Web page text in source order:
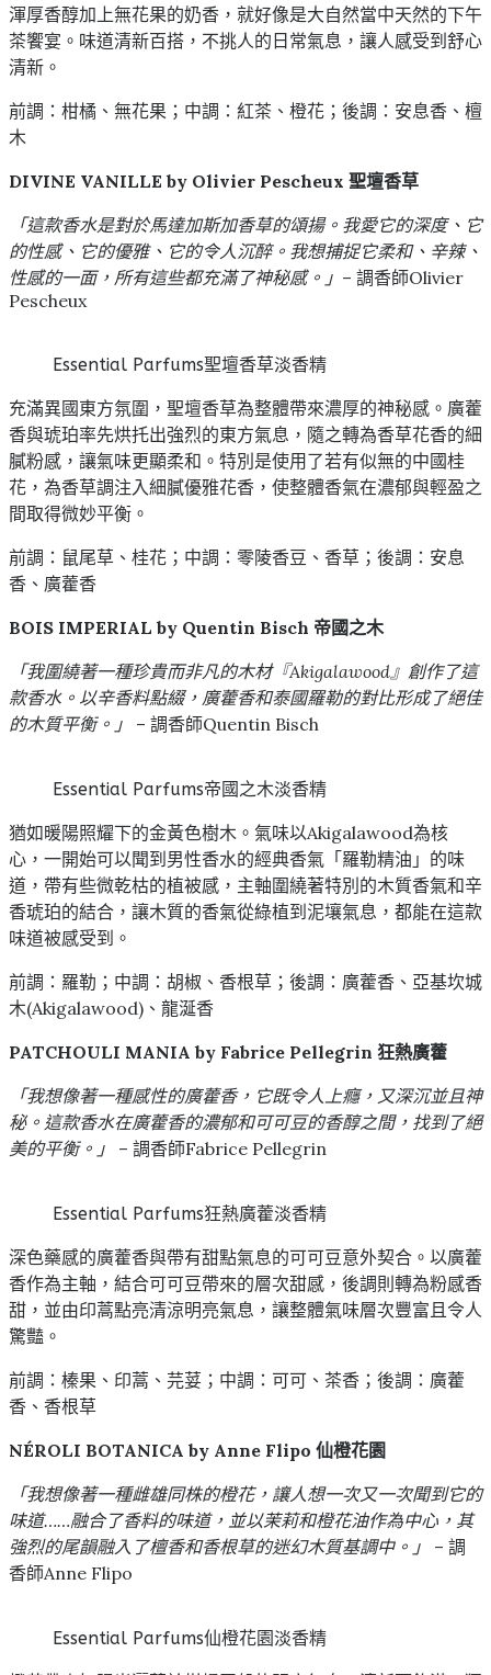
渾厚香醇加上無花果的奶香，就好像是大自然當中天然的下午
茶饗宴。味道清新百搭，不挑人的日常氣息，讓人感受到舒心
清新。
前調：柑橘、無花果；中調：紅茶、橙花；後調：安息香、檀
木
DIVINE VANILLE by Olivier Pescheux 聖壇香草
「這款香水是對於馬達加斯加香草的頌揚。我愛它的深度、它
的性感、它的優雅、它的令人沉醉。我想捕捉它柔和、辛辣、
性感的一面，所有這些都充滿了神秘感。」 – 調香師Olivier
Pescheux
Essential Parfums聖壇香草淡香精
充滿異國東方氛圍，聖壇香草為整體帶來濃厚的神秘感。廣藿
香與琥珀率先烘托出強烈的東方氣息，隨之轉為香草花香的細
膩粉感，讓氣味更顯柔和。特別是使用了若有似無的中國桂
花，為香草調注入細膩優雅花香，使整體香氣在濃郁與輕盈之
間取得微妙平衡。
前調：鼠尾草、桂花；中調：零陵香豆、香草；後調：安息
香、廣藿香
BOIS IMPERIAL by Quentin Bisch 帝國之木
「我圍繞著一種珍貴而非凡的木材『Akigalawood』創作了這
款香水。以辛香料點綴，廣藿香和泰國羅勒的對比形成了絕佳
的木質平衡。」
– 調香師Quentin Bisch
Essential Parfums帝國之木淡香精
猶如暖陽照耀下的金黃色樹木。氣味以Akigalawood為核
心，一開始可以聞到男性香水的經典香氣「羅勒精油」的味
道，帶有些微乾枯的植被感，主軸圍繞著特別的木質香氣和辛
香琥珀的結合，讓木質的香氣從綠植到泥壤氣息，都能在這款
味道被感受到。
前調：羅勒；中調：胡椒、香根草；後調：廣藿香、亞基坎城
木(Akigalawood)、龍涎香
PATCHOULI MANIA by Fabrice Pellegrin 狂熱廣藿
「我想像著一種感性的廣藿香，它既令人上癮，又深沉並且神
秘。這款香水在廣藿香的濃郁和可可豆的香醇之間，找到了絕
美的平衡。」
– 調香師Fabrice Pellegrin
Essential Parfums狂熱廣藿淡香精
深色藥感的廣藿香與帶有甜點氣息的可可豆意外契合。以廣藿
香作為主軸，結合可可豆帶來的層次甜感，後調則轉為粉感香
甜，並由印蒿點亮清涼明亮氣息，讓整體氣味層次豐富且令人
驚豔。
前調：榛果、印蒿、芫荽；中調：可可、茶香；後調：廣藿
香、香根草
NÉROLI BOTANICA by Anne Flipo 仙橙花園
「我想像著一種雌雄同株的橙花，讓人想一次又一次聞到它的
味道……融合了香料的味道，並以茉莉和橙花油作為中心，其
強烈的尾韻融入了檀香和香根草的迷幻木質基調中。」
– 調
香師Anne Flipo
Essential Parfums仙橙花園淡香精